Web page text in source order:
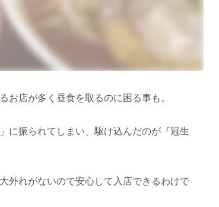
お店が多く昼食を取るのに困る事も。
に振られてしまい、駆け込んだのが『冠生
外れがないので安心して入店できるわけで